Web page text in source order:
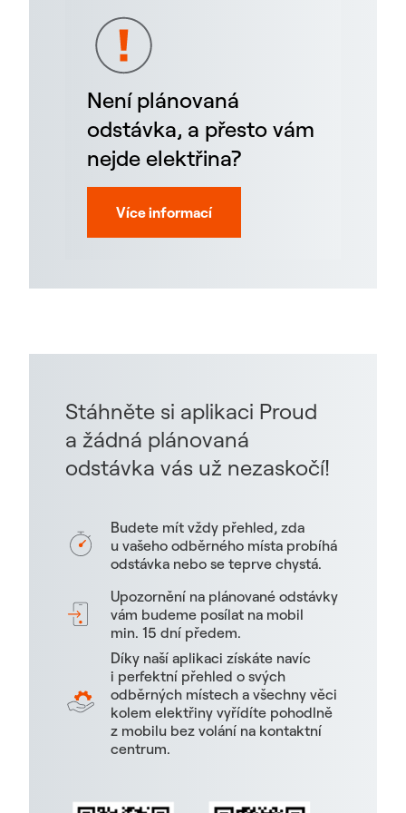
Není plánovaná
odstávka, a přesto vám
nejde elektřina?
Více informací
Stáhněte si aplikaci Proud
a žádná plánovaná
odstávka vás už nezaskočí!
Budete mít vždy přehled, zda
u vašeho odběrného místa probíhá
odstávka nebo se teprve chystá.
Upozornění na plánované odstávky
vám budeme posílat na mobil
min. 15 dní předem.
Díky naší aplikaci získáte navíc
i perfektní přehled o svých
odběrných místech a všechny věci
kolem elektřiny vyřídíte pohodlně
z mobilu bez volání na kontaktní
centrum.